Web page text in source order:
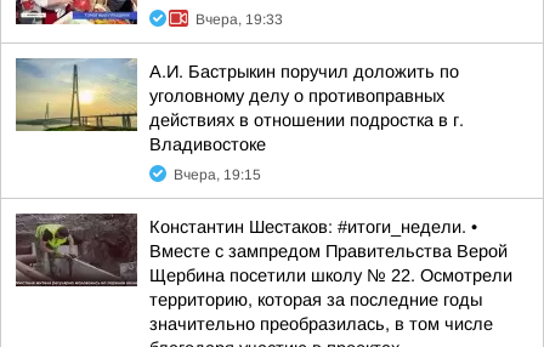
Вчера, 19:33
А.И. Бастрыкин поручил доложить по
уголовному делу о противоправных
действиях в отношении подростка в г.
Владивостоке
Вчера, 19:15
Константин Шестаков: #итоги_недели. •
Вместе с зампредом Правительства Верой
Щербина посетили школу № 22. Осмотрели
территорию, которая за последние годы
значительно преобразилась, в том числе